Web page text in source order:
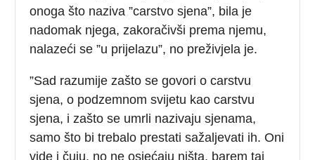
onoga što naziva ”carstvo sjena”, bila je
nadomak njega, zakoračivši prema njemu,
nalazeći se ”u prijelazu”, no preživjela je.
”Sad razumije zašto se govori o carstvu
sjena, o podzemnom svijetu kao carstvu
sjena, i zašto se umrli nazivaju sjenama,
samo što bi trebalo prestati sažaljevati ih. Oni
vide i čuju, no ne osjećaju ništa, barem taj